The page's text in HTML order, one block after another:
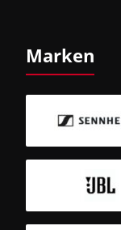
Marken